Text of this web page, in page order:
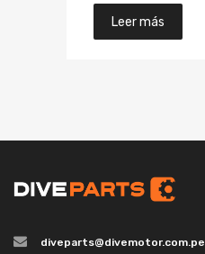
Leer más
diveparts@divemotor.com.pe